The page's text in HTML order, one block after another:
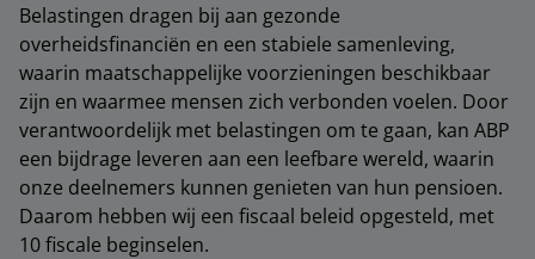
Belastingen dragen bij aan gezonde
overheidsfinanciën en een stabiele samenleving,
waarin maatschappelijke voorzieningen beschikbaar
zijn en waarmee mensen zich verbonden voelen. Door
verantwoordelijk met belastingen om te gaan, kan ABP
een bijdrage leveren aan een leefbare wereld, waarin
onze deelnemers kunnen genieten van hun pensioen.
Daarom hebben wij een fiscaal beleid opgesteld, met
10 fiscale beginselen.